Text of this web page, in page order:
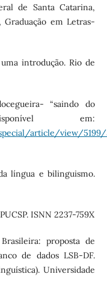
de Santa Catarina,
Graduação em Letras-
introdução. Rio de
“saindo do
em:
article/view/5199/
língua e bilinguismo.
ISNN 2237-759X
proposta de
de dados LSB-DF.
Universidade